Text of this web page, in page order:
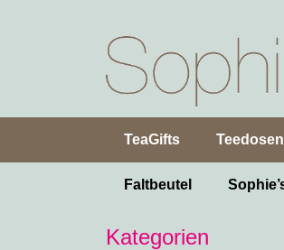
TeaGifts Teedosen
Faltbeutel
Kategorien